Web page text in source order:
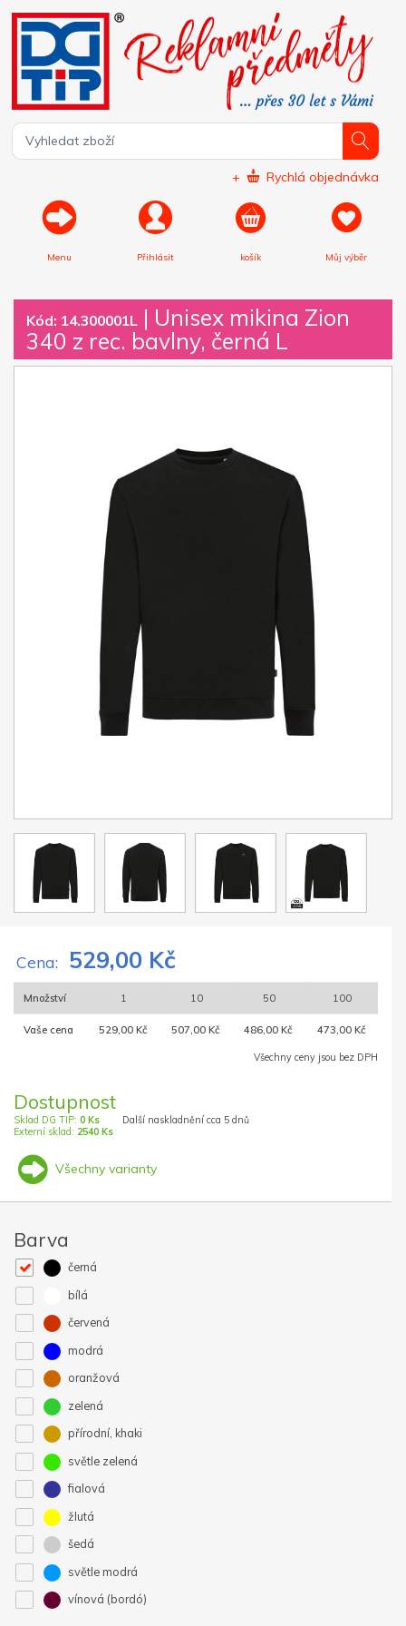
+ Rychlá objednávka
Menu Přihlásit košík Můj výběr
Kód: 14.300001L | Unisex mikina Zion
340 z rec. bavlny, černá L
Cena: 529,00 Kč
Množství 1 10 50 100
Vaše cena 529,00 Kč 507,00 Kč 486,00 Kč 473,00 Kč
Všechny ceny jsou bez DPH
Dostupnost
Sklad DG TIP: 0 Ks
Externí sklad: 2540 Ks
Další naskladnění cca 5 dnů
Všechny varianty
Barva
černá
bílá
červená
modrá
oranžová
zelená
přírodní, khaki
světle zelená
fialová
žlutá
šedá
světle modrá
vínová (bordó)